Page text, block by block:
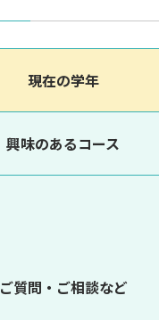
現在の学年
興味のあるコース
ご質問・ご相談など